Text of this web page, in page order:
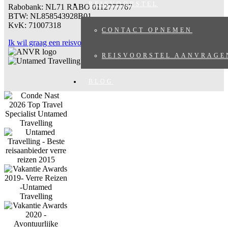
REISVOORSTEL
CONTACT OPNEMEN
REISVOORSTEL
Rabobank: NL71 RABO 0112777767
BTW: NL858543928B01
KvK: 71007318
Ik wil graag een reisvoorstel ontvangen